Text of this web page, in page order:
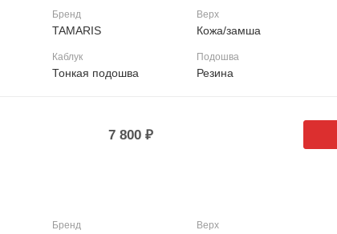
Бренд
TAMARIS
Верх
Кожа/замша
Каблук
Тонкая подошва
Подошва
Резина
7 800 ₽
Бренд Верх